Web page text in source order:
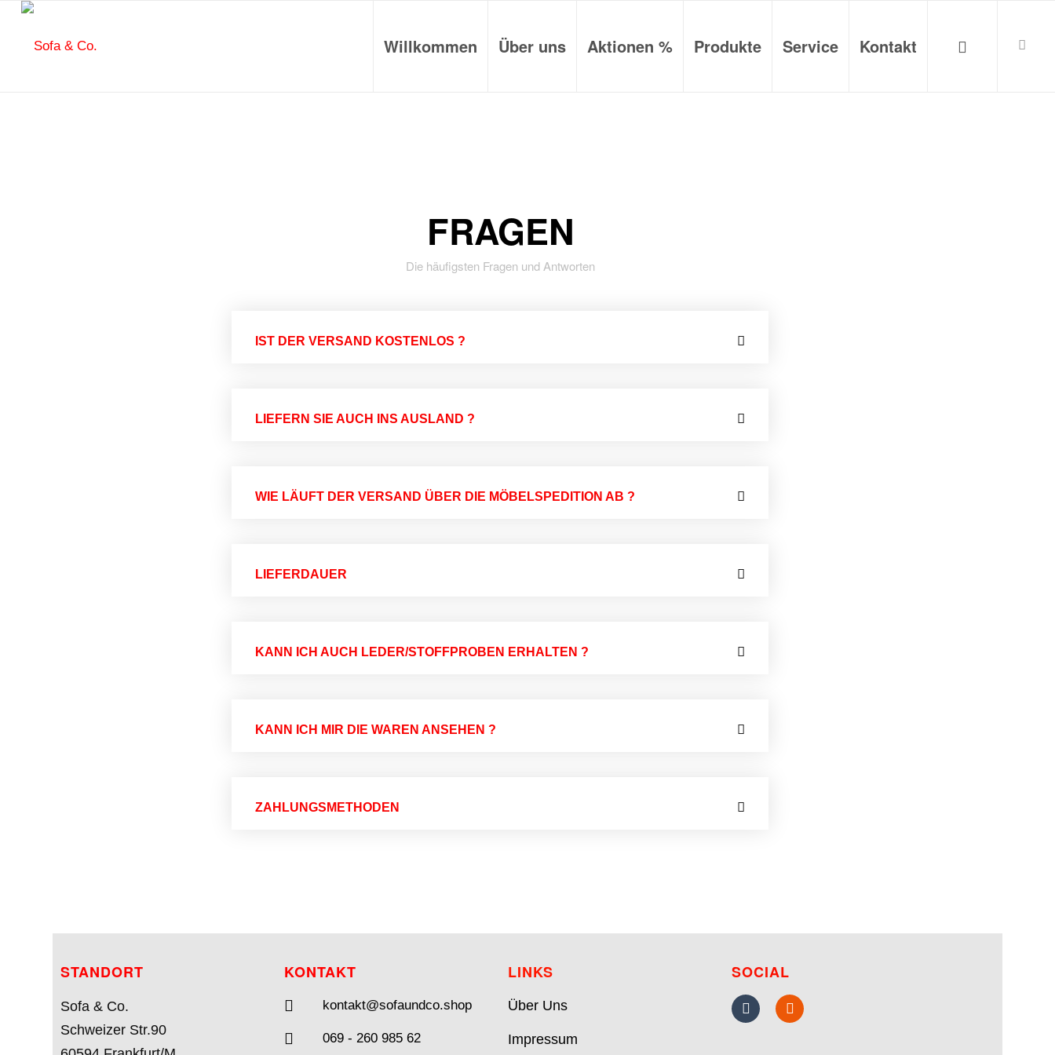
Willkommen Über uns Aktionen % Produkte Service Kontakt
FRAGEN
Die häufigsten Fragen und Antworten
IST DER VERSAND KOSTENLOS ?
LIEFERN SIE AUCH INS AUSLAND ?
WIE LÄUFT DER VERSAND ÜBER DIE MÖBELSPEDITION AB ?
LIEFERDAUER
KANN ICH AUCH LEDER/STOFFPROBEN ERHALTEN ?
KANN ICH MIR DIE WAREN ANSEHEN ?
ZAHLUNGSMETHODEN
STANDORT
Sofa & Co.
Schweizer Str.90
KONTAKT
kontakt@sofaundco.shop
069 - 260 985 62
LINKS
Über Uns
Impressum
SOCIAL